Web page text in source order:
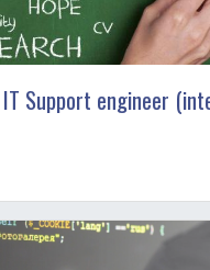
Support engineer